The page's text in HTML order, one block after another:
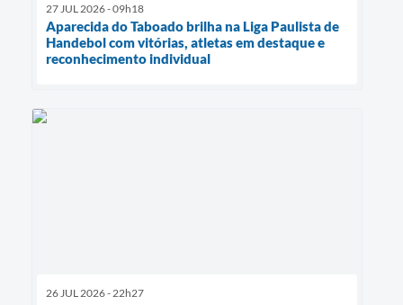
27 JUL 2026 - 09h18
Aparecida do Taboado brilha na Liga Paulista de
Handebol com vitórias, atletas em destaque e
reconhecimento individual
26 JUL 2026 - 22h27